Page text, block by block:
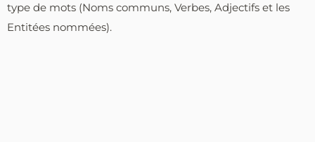
type de mots (Noms communs, Verbes, Adjectifs et les
Entitées nommées).